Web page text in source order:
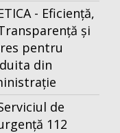
- Eficiență,
și
pentru
din
de
112